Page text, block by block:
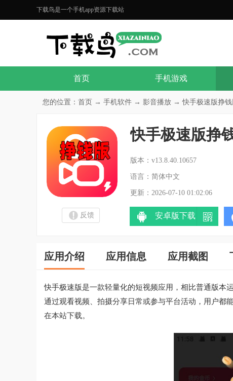
下载鸟是一个手机app资源下载站
首页 手机游戏
您的位置： 首页 → 手机软件 → 影音播放 → 快手极速版挣钱
快手极速版挣
版本：v13.8.40.10657
语言：简体中文
更新：2026-07-10 01:02:06
反馈 安卓版下载
应用介绍 应用信息 应用截图
快手极速版是一款轻量化的短视频应用，相比普通版本
通过观看视频、拍摄分享日常或参与平台活动，用户都
在本站下载。